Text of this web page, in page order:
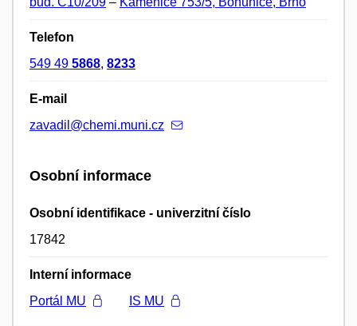
Telefon
549 49 5868, 8233
E-mail
zavadil@chemi.muni.cz
Osobní informace
Osobní identifikace - univerzitní číslo
17842
Interní informace
Portál MU
IS MU